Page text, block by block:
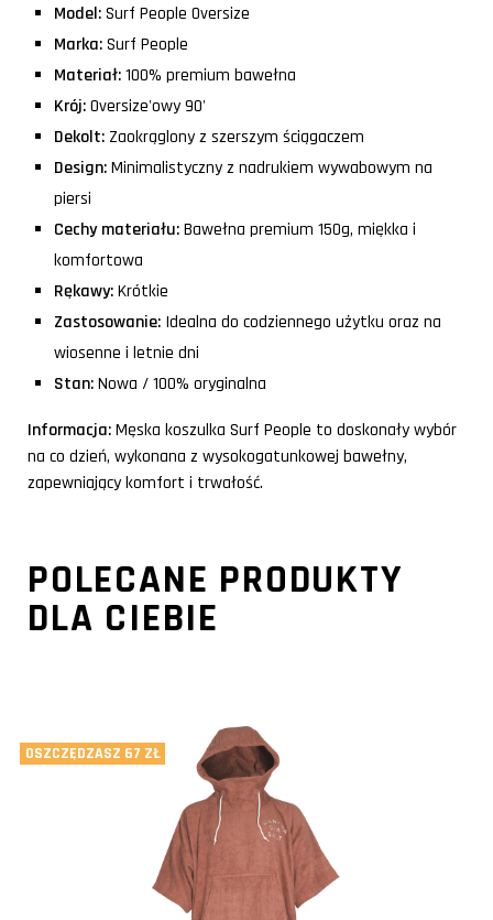
Model:Surf People Oversize
Marka:Surf People
Materiał:100% premium bawełna
Krój:Oversize'owy 90'
Dekolt: Zaokrąglony z szerszym ściągaczem
Design:Minimalistyczny z nadrukiem wywabowym na
piersi
Cechy materiału:Bawełna premium 150g, miękka i
komfortowa
Rękawy:Krótkie
Zastosowanie: Idealna do codziennego użytku oraz na
wiosenne i letnie dni
Stan:Nowa / 100% oryginalna
Informacja:Męska koszulka Surf People to doskonały wybór
na co dzień, wykonana z wysokogatunkowej bawełny,
zapewniający komfort i trwałość.
POLECANE PRODUKTY
DLA CIEBIE
OSZCZĘDZASZ 67 ZŁ